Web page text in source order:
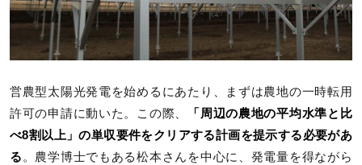
営農型太陽光発電を始めるにあたり、まずは農地の一時転用
許可の申請に動いた。この際、
「周辺の農地の平均水準と比
べ8割以上」の単収要件をクリアする計画を提示する必要があ
る。農学博士でもある松本さんを中心に、発電量を得ながら